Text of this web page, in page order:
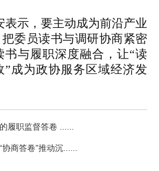
表示，要主动成为前沿产业
委员读书与调研协商紧密
与履职深度融合，让“读
”成为政协服务区域经济发
履职监督答卷 ......
商答卷”推动沉......